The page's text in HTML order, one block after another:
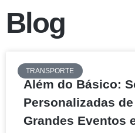
Blog
TRANSPORTE
Além do Básico:
Personalizadas
Grandes Eventos